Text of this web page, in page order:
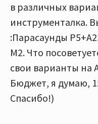
в различных
инструменталка.
:Парасаунды
М2. Что
свои варианты на
Бюджет, я думаю,
Спасибо!)